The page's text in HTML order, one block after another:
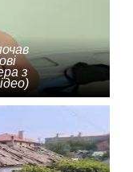
з